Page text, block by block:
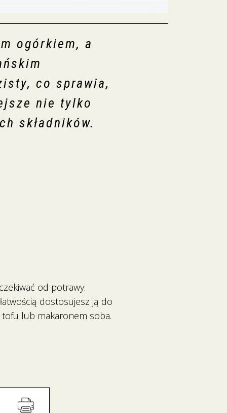
ogórkiem, a
co sprawia,
nie tylko
składników.
od potrawy:
dostosujesz ją do
tofu lub makaronem soba.